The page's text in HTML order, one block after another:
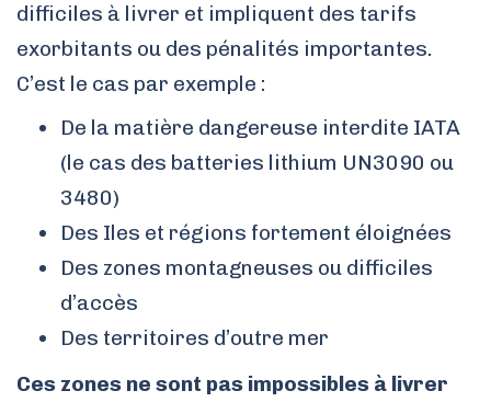
difficiles à livrer et impliquent des tarifs
exorbitants ou des pénalités importantes.
C’est le cas par exemple :
De la matière dangereuse interdite IATA
(le cas des batteries lithium UN3090 ou
3480)
Des Iles et régions fortement éloignées
Des zones montagneuses ou difficiles
d’accès
Des territoires d’outre mer
Ces zones ne sont pas impossibles à livrer